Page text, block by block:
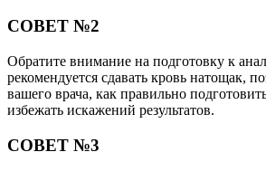
СОВЕТ №2
Обратите внимание на подготовку к
рекомендуется сдавать кровь натощак,
вашего врача, как правильно
избежать искажений результатов.
СОВЕТ №3